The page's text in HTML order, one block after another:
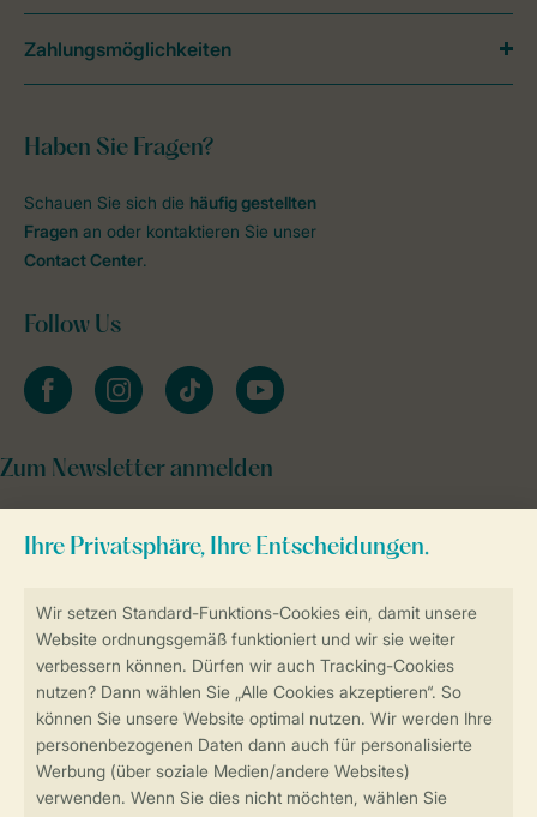
Sicher und schnell zur Online-Buchung
Sichere Datenübertragung
Sicheres Bezahlen
Haben Sie Fragen?
Schauen Sie sich die häufig gestellten
Fragen an oder kontaktieren Sie unser
Contact Center.
Follow Us
facebookinstagramtiktok youtube
Zum Newsletter anmelden
Zahlungsmöglichkeiten